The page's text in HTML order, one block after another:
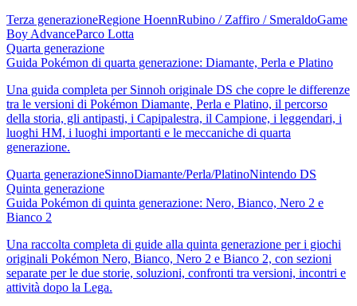
Terza generazioneRegione HoennRubino / Zaffiro / SmeraldoGame
Boy AdvanceParco Lotta
Quarta generazione
Guida Pokémon di quarta generazione: Diamante, Perla e Platino
Una guida completa per Sinnoh originale DS che copre le differenze
tra le versioni di Pokémon Diamante, Perla e Platino, il percorso
della storia, gli antipasti, i Capipalestra, il Campione, i leggendari, i
luoghi HM, i luoghi importanti e le meccaniche di quarta
generazione.
Quarta generazioneSinnoDiamante/Perla/PlatinoNintendo DS
Quinta generazione
Guida Pokémon di quinta generazione: Nero, Bianco, Nero 2 e
Bianco 2
Una raccolta completa di guide alla quinta generazione per i giochi
originali Pokémon Nero, Bianco, Nero 2 e Bianco 2, con sezioni
separate per le due storie, soluzioni, confronti tra versioni, incontri e
attività dopo la Lega.